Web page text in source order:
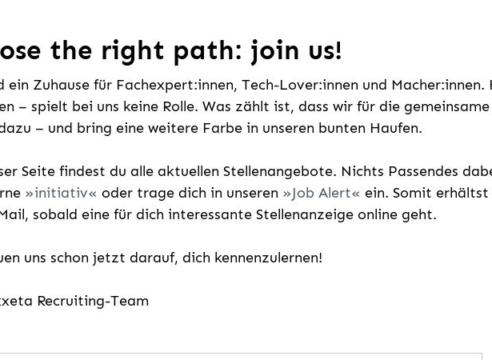
the right path: join us!
ein Zuhause für Fachexpert:innen, Tech-Lover:innen und
– spielt bei uns keine Rolle. Was zählt ist, dass wir für die gemeinsame
– und bring eine weitere Farbe in unseren bunten Haufen.
Seite findest du alle aktuellen Stellenangebote. Nichts Passendes
initiativ oder trage dich in unseren Job Alert
ein. Somit
sobald eine für dich interessante Stellenanzeige online geht.
uns schon jetzt darauf, dich kennenzulernen!
Recruiting-Team